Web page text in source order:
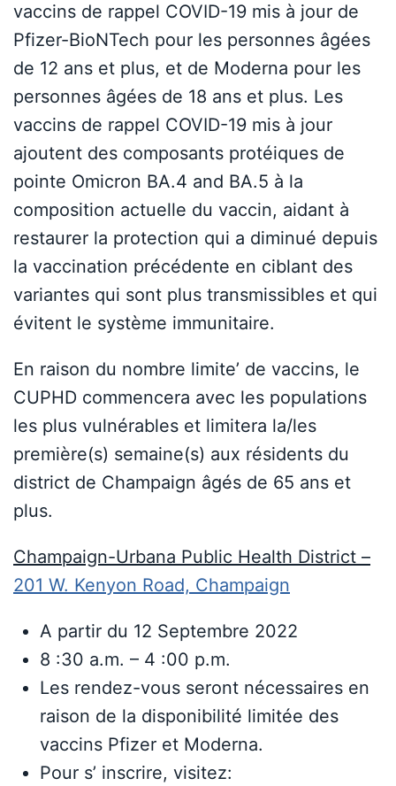
vaccins de rappel COVID-19 mis à jour de
Pfizer-BioNTech pour les personnes âgées
de 12 ans et plus, et de Moderna pour les
personnes âgées de 18 ans et plus. Les
vaccins de rappel COVID-19 mis à jour
ajoutent des composants protéiques de
pointe Omicron BA.4 and BA.5 à la
composition actuelle du vaccin, aidant à
restaurer la protection qui a diminué depuis
la vaccination précédente en ciblant des
variantes qui sont plus transmissibles et qui
évitent le système immunitaire.
En raison du nombre limite’ de vaccins, le
CUPHD commencera avec les populations
les plus vulnérables et limitera la/les
première(s) semaine(s) aux résidents du
district de Champaign âgés de 65 ans et
plus.
Champaign-Urbana Public Health District –
201 W. Kenyon Road, Champaign
A partir du 12 Septembre 2022
8 :30 a.m. – 4 :00 p.m.
Les rendez-vous seront nécessaires en
raison de la disponibilité limitée des
vaccins Pfizer et Moderna.
Pour s’ inscrire, visitez: